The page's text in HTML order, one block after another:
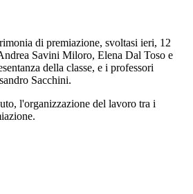
di premiazione, svoltasi ieri, 12
Savini Miloro, Elena Dal Toso e
della classe, e i professori
Sacchini.
l'organizzazione del lavoro tra i